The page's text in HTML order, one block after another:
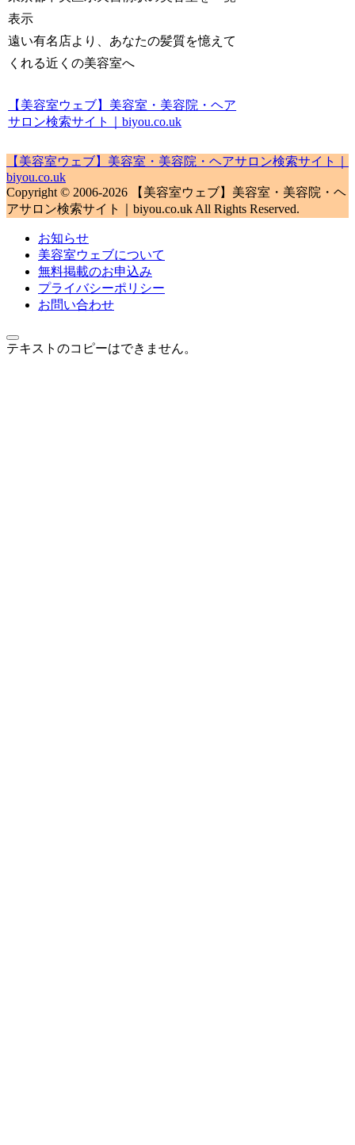
表示
遠い有名店より、あなたの髪質を憶えて
くれる近くの美容室へ
【美容室ウェブ】美容室・美容院・ヘア
サロン検索サイト｜biyou.co.uk
【美容室ウェブ】美容室・美容院・ヘアサロン検索サイト｜
biyou.co.uk
Copyright © 2006-2026 【美容室ウェブ】美容室・美容院・ヘ
アサロン検索サイト｜biyou.co.uk All Rights Reserved.
お知らせ
美容室ウェブについて
無料掲載のお申込み
プライバシーポリシー
お問い合わせ
テキストのコピーはできません。